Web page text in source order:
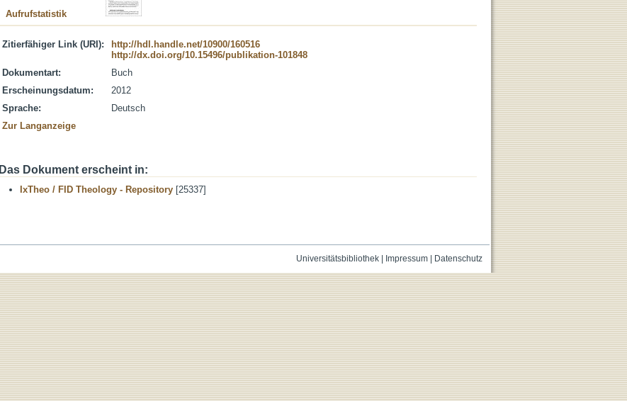
Aufrufstatistik
Zitierfähiger Link (URI):
http://hdl.handle.net/10900/160516
http://dx.doi.org/10.15496/publikation-101848
Dokumentart:
Buch
Erscheinungsdatum:
2012
Sprache:
Deutsch
Zur Langanzeige
Das Dokument erscheint in:
IxTheo / FID Theology - Repository [25337]
Universitätsbibliothek| Impressum| Datenschutz